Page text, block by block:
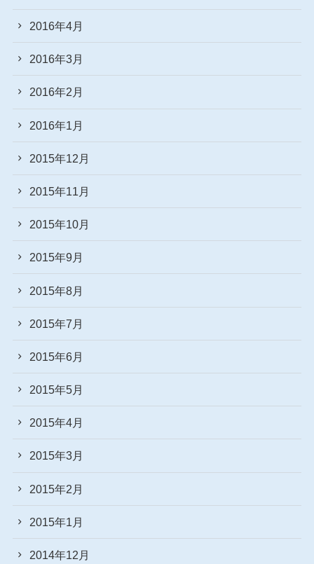
2016年4月
2016年3月
2016年2月
2016年1月
2015年12月
2015年11月
2015年10月
2015年9月
2015年8月
2015年7月
2015年6月
2015年5月
2015年4月
2015年3月
2015年2月
2015年1月
2014年12月